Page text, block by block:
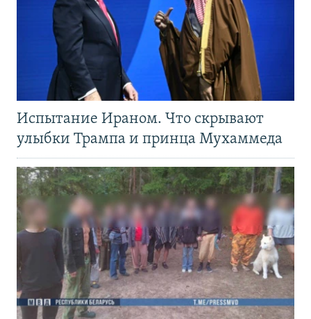
Испытание Ираном. Что скрывают
улыбки Трампа и принца Мухаммеда